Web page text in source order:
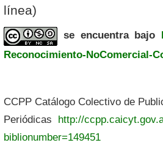
línea)
se encuentra bajo
Reconocimiento-NoComercial-
CCPP Catálogo Colectivo de
Periódicas http://
biblionumber=149451